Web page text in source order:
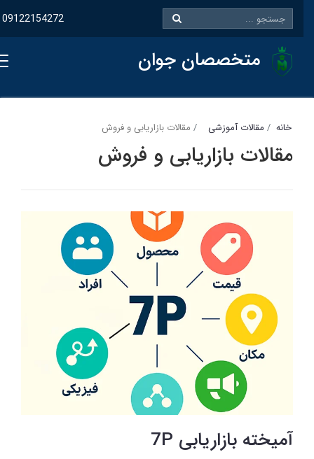
09122154272
متخصصان جوان
خانه مقالات آموزشی مقالات بازاریابی و فروش
مقالات بازاریابی و فروش
آمیخته بازاریابی 7P